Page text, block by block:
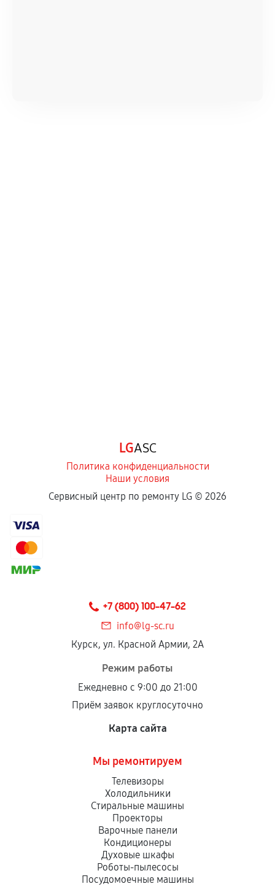
LGASC
Политика конфиденциальности
Наши условия
Сервисный центр по ремонту LG © 2026
+7 (800) 100-47-62
info@lg-sc.ru
Курск, ул. Красной Армии, 2А
Режим работы
Ежедневно с 9:00 до 21:00
Приём заявок круглосуточно
Карта сайта
Мы ремонтируем
Телевизоры
Холодильники
Стиральные машины
Проекторы
Варочные панели
Кондиционеры
Духовые шкафы
Роботы-пылесосы
Посудомоечные машины